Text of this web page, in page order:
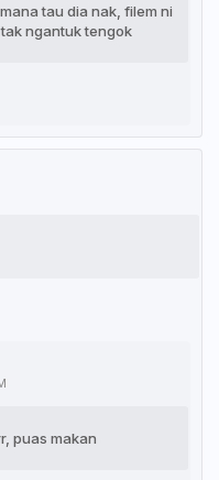
tau dia nak, filem ni
ngantuk tengok
puas makan